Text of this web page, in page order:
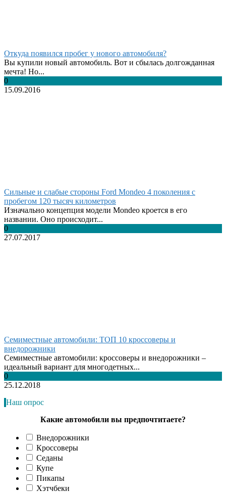
Откуда появился пробег у нового автомобиля?
Вы купили новый автомобиль. Вот и сбылась долгожданная
мечта! Но...
0
15.09.2016
Сильные и слабые стороны Ford Mondeo 4 поколения с
пробегом 120 тысяч километров
Изначально концепция модели Mondeo кроется в его
названии. Оно происходит...
0
27.07.2017
Семиместные автомобили: ТОП 10 кроссоверы и
внедорожники
Семиместные автомобили: кроссоверы и внедорожники –
идеальный вариант для многодетных...
0
25.12.2018
Наш опрос
Какие автомобили вы предпочтитаете?
Внедорожники
Кроссоверы
Седаны
Купе
Пикапы
Хэтчбеки